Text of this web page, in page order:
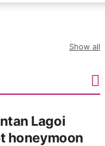
Show all
Lagoi
honeymoon